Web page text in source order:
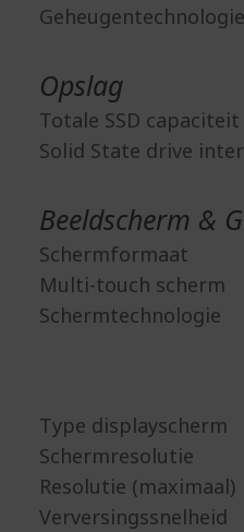
Geheugentechnologie
Opslag
Totale SSD capaciteit
Solid State drive
Beeldscherm &
Schermformaat
Multi-touch scherm
Schermtechnologie
Type displayscherm
Schermresolutie
Resolutie (maximaal)
Verversingssnelheid